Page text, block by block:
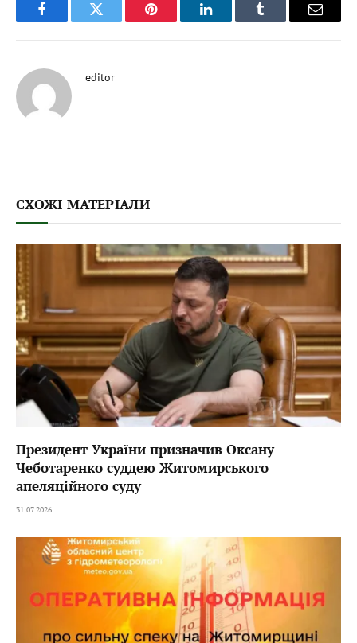
FacebookTwitter Pinterest LinkedInTumblr Email
editor
СХОЖІ МАТЕРІАЛИ
Президент України призначив Оксану
Чеботаренко суддею Житомирського
апеляційного суду
31.07.2026